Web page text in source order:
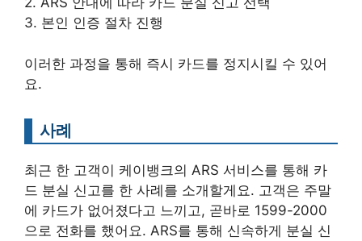
3. 본인 인증 절차 진행
이러한 과정을 통해 즉시 카드를 정지시킬 수 있어
요.
사례
최근 한 고객이 케이뱅크의 ARS 서비스를 통해 카
드 분실 신고를 한 사례를 소개할게요. 고객은 주말
에 카드가 없어졌다고 느끼고, 곧바로 1599-2000
으로 전화를 했어요. ARS를 통해 신속하게 분실 신